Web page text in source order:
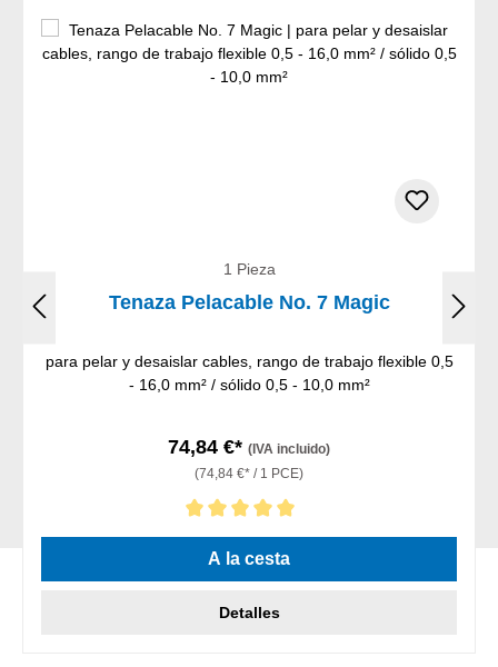
1 Pieza
Tenaza Pelacable No. 7 Magic
para pelar y desaislar cables, rango de trabajo flexible 0,5
- 16,0 mm² / sólido 0,5 - 10,0 mm²
74,84 €* (IVA incluido)
(74,84 €* / 1 PCE)
Calificación promedio de 5 de 5 estrellas
A la cesta
Detalles